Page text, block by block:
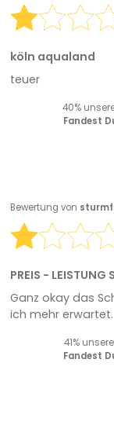
köln aqualand
teuer
40%
Fandest
Bewertung von
PREIS -
Ganz okay das
ich mehr erwartet.
41%
Fandest